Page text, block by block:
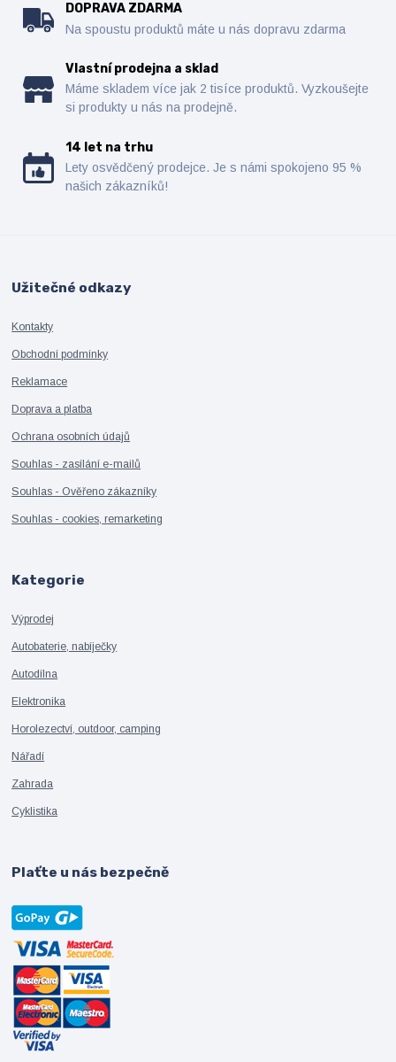
DOPRAVA ZDARMA
Na spoustu produktů máte u nás dopravu zdarma
Vlastní prodejna a sklad
Máme skladem více jak 2 tisíce produktů. Vyzkoušejte
si produkty u nás na prodejně.
14 let na trhu
Lety osvědčený prodejce. Je s námi spokojeno 95 %
našich zákazníků!
Užitečné odkazy
Kontakty
Obchodní podmínky
Reklamace
Doprava a platba
Ochrana osobních údajů
Souhlas - zasílání e-mailů
Souhlas - Ověřeno zákazníky
Souhlas - cookies, remarketing
Kategorie
Výprodej
Autobaterie, nabíječky
Autodílna
Elektronika
Horolezectví, outdoor, camping
Nářadí
Zahrada
Cyklistika
Plaťte u nás bezpečně